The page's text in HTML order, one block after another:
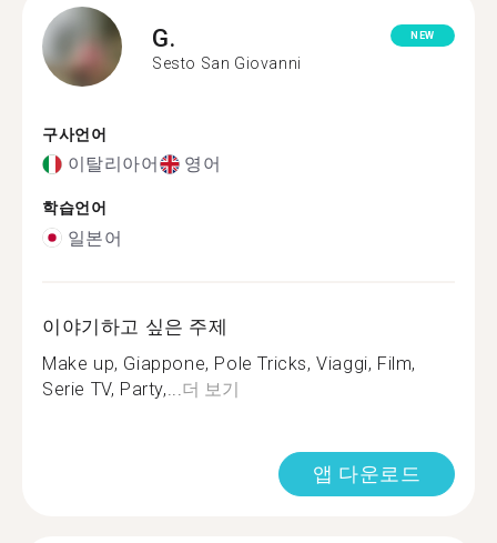
G.
Sesto San Giovanni
NEW
구사언어
이탈리아어 영어
학습언어
일본어
이야기하고 싶은 주제
Make up, Giappone, Pole Tricks, Viaggi, Film,
Serie TV, Party,... 더 보기
앱 다운로드